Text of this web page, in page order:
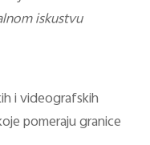
iskustvu
i videografskih
pomeraju granice